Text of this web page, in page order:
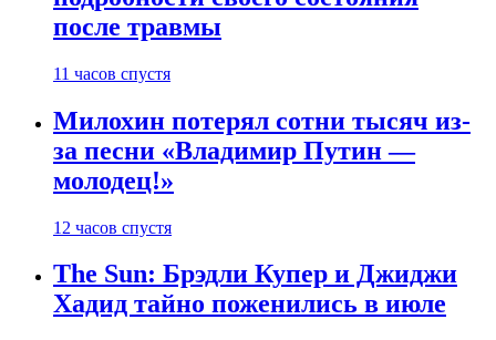
после травмы
11 часов спустя
Милохин потерял сотни тысяч из-
за песни «Владимир Путин —
молодец!»
12 часов спустя
The Sun: Брэдли Купер и Джиджи
Хадид тайно поженились в июле